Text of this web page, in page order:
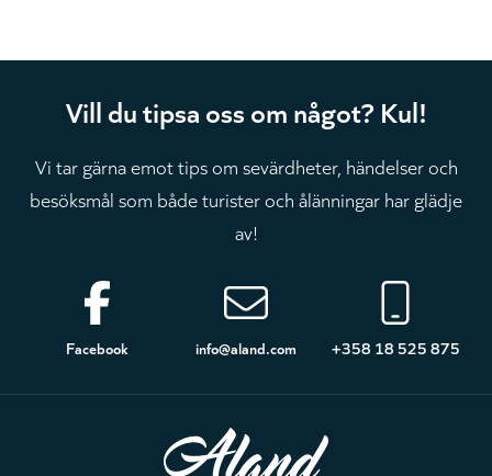
Vill du tipsa oss om något? Kul!
Vi tar gärna emot tips om sevärdheter, händelser och
besöksmål som både turister och ålänningar har glädje
av!
Sidfot
Facebook info@aland.com +358 18 525 875